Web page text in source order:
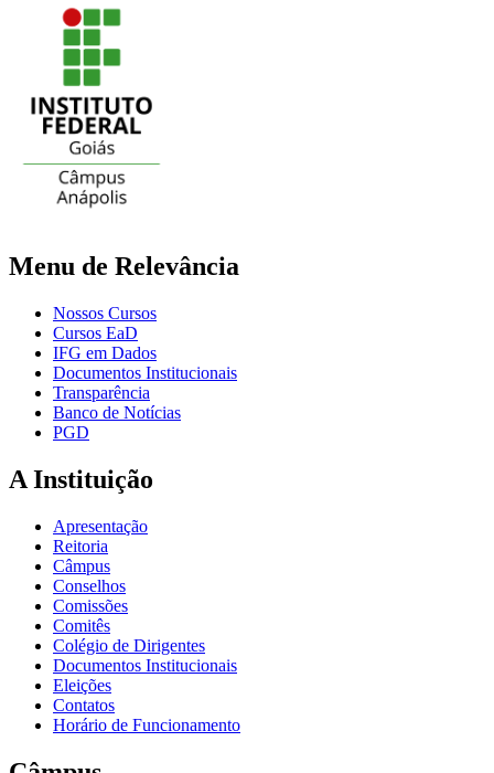
Menu de Relevância
Nossos Cursos
Cursos EaD
IFG em Dados
Documentos Institucionais
Transparência
Banco de Notícias
PGD
A Instituição
Apresentação
Reitoria
Câmpus
Conselhos
Comissões
Comitês
Colégio de Dirigentes
Documentos Institucionais
Eleições
Contatos
Horário de Funcionamento